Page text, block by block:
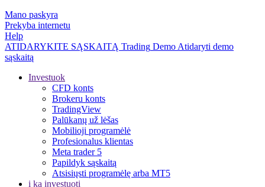
Mano paskyra
Prekyba internetu
Help
ATIDARYKITE SĄSKAITĄ Trading Demo Atidaryti demo
sąskaitą
Investuok
CFD konts
Brokeru konts
TradingView
Palūkanų už lėšas
Mobilioji programėlė
Profesionalus klientas
Meta trader 5
Papildyk sąskaitą
Atsisiųsti programėlę arba MT5
į ką investuoti